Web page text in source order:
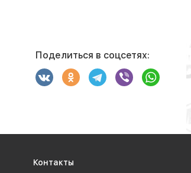
Поделиться в соцсетях:
Контакты